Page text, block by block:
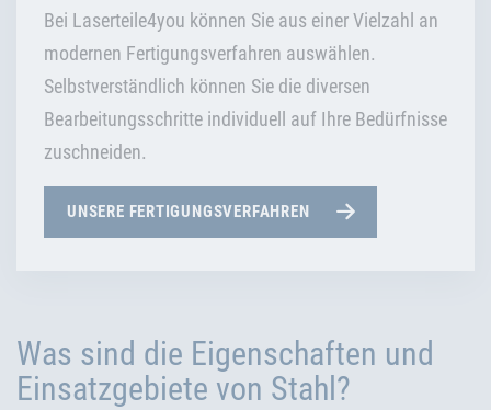
Bei Laserteile4you können Sie aus einer Vielzahl an
modernen Fertigungsverfahren auswählen.
Selbstverständlich können Sie die diversen
Bearbeitungsschritte individuell auf Ihre Bedürfnisse
zuschneiden.
UNSERE FERTIGUNGSVERFAHREN
Was sind die Eigenschaften und
Einsatzgebiete von Stahl?